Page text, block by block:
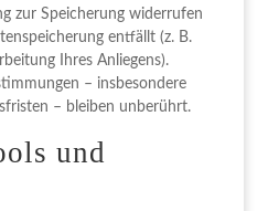
zur Speicherung widerrufen
entfällt (z. B.
Ihres Anliegens).
– insbesondere
– bleiben unberührt.
und